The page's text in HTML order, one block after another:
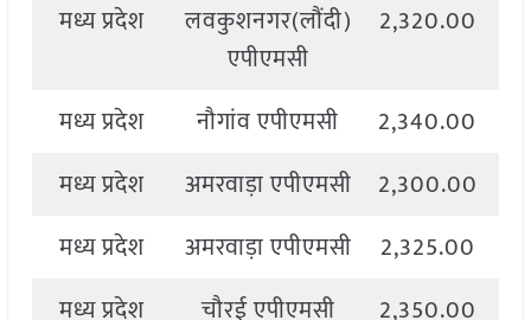
मध्य प्रदेश
लवकुशनगर(लौंदी)
एपीएमसी
2,320.00
मध्य प्रदेश नौगांव एपीएमसी 2,340.00
मध्य प्रदेश
अमरवाड़ा एपीएमसी 2,300.00
मध्य प्रदेश
अमरवाड़ा एपीएमसी 2,325.00
मध्य प्रदेश
चौरई एपीएमसी 2,350.00